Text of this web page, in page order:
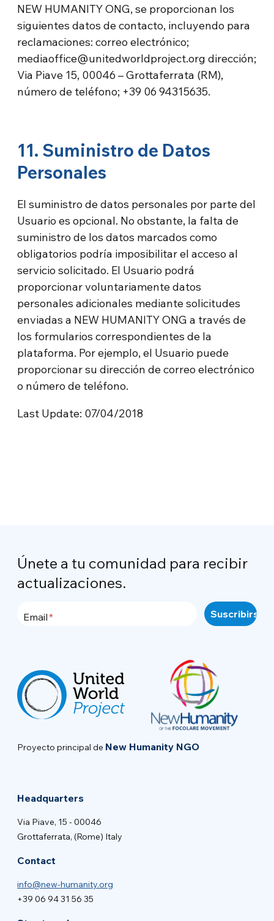
NEW HUMANITY ONG, se proporcionan los
siguientes datos de contacto, incluyendo para
reclamaciones: correo electrónico;
mediaoffice@unitedworldproject.org dirección;
Via Piave 15, 00046 – Grottaferrata (RM),
número de teléfono; +39 06 94315635.
11. Suministro de Datos
Personales
El suministro de datos personales por parte del
Usuario es opcional. No obstante, la falta de
suministro de los datos marcados como
obligatorios podría imposibilitar el acceso al
servicio solicitado. El Usuario podrá
proporcionar voluntariamente datos
personales adicionales mediante solicitudes
enviadas a NEW HUMANITY ONG a través de
los formularios correspondientes de la
plataforma. Por ejemplo, el Usuario puede
proporcionar su dirección de correo electrónico
o número de teléfono.
Last Update: 07/04/2018
Únete a tu comunidad para recibir
actualizaciones.
Email
Proyecto principal de New Humanity NGO
Headquarters
Via Piave, 15 - 00046
Grottaferrata, (Rome) Italy
Contact
info@new-humanity.org
+39 06 94 31 56 35